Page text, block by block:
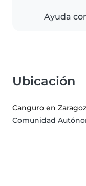
Ayuda
Ubicación
Canguro en
Comunidad